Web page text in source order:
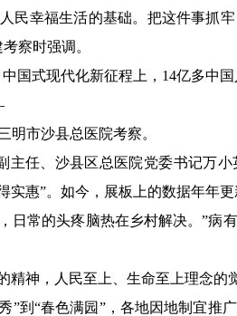
民幸福生活的基础。把这件事抓
察时强调。
国式现代化新征程上，14亿多中国
明市沙县总医院考察。
主任、沙县区总医院党委书记万
惠”。如今，展板上的数据年年更
日常的头疼脑热在乡村解决。”病
神，人民至上、生命至上理念的
”到“春色满园”，各地因地制宜